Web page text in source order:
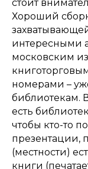
стоит
Хороший
интересными
московским
номерами –
библиотекам.
есть
чтобы кто-то
презентации,
(местности)
книги